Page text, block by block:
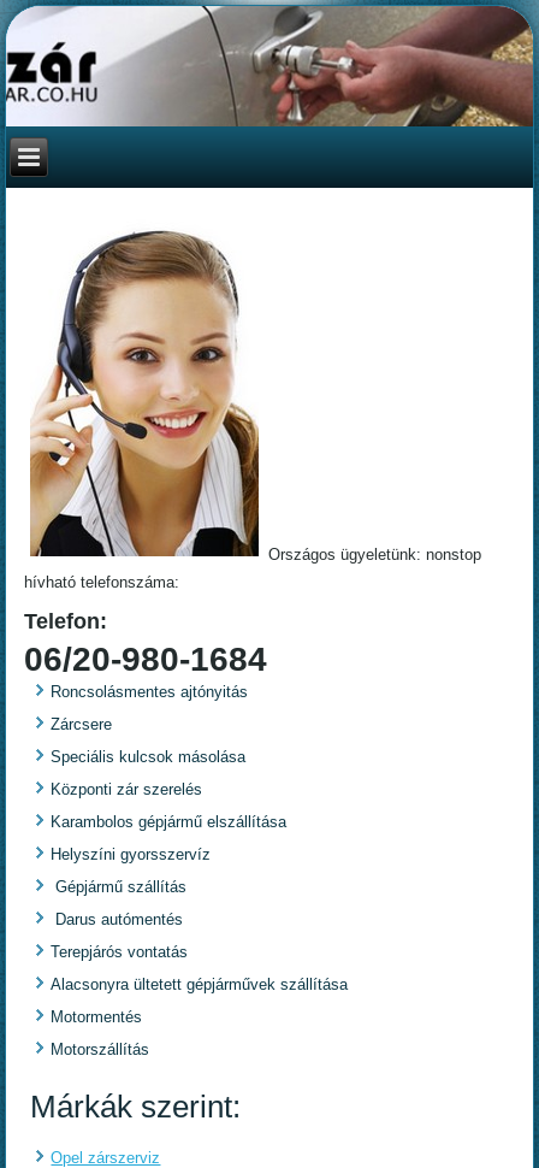
Országos ügyeletünk: nonstop
hívható telefonszáma:
Telefon:
06/20-980-1684
Roncsolásmentes ajtónyitás
Zárcsere
Speciális kulcsok másolása
Központi zár szerelés
Karambolos gépjármű elszállítása
Helyszíni gyorsszervíz
Gépjármű szállítás
Darus autómentés
Terepjárós vontatás
Alacsonyra ültetett gépjárművek szállítása
Motormentés
Motorszállítás
Márkák szerint:
Opel zárszerviz